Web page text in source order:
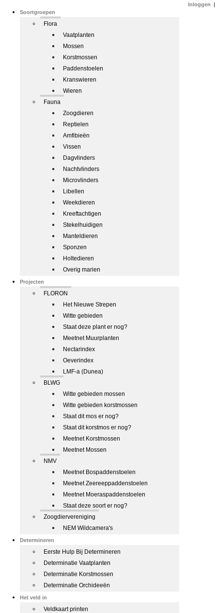
Soortgroepen
Flora
Vaatplanten
Mossen
Korstmossen
Paddenstoelen
Kranswieren
Wieren
Fauna
Zoogdieren
Reptielen
Amfibieën
Vissen
Dagvlinders
Nachtvlinders
Microvlinders
Libellen
Weekdieren
Kreeftachtigen
Stekelhuidigen
Manteldieren
Sponzen
Holtedieren
Overig marien
Projecten
FLORON
Het Nieuwe Strepen
Witte gebieden
Staat deze plant er nog?
Meetnet Muurplanten
Nectarindex
Oeverindex
LMF-a (Dunea)
BLWG
Witte gebieden mossen
Witte gebieden korstmossen
Staat dit mos er nog?
Staat dit korstmos er nog?
Meetnet Korstmossen
Meetnet Mossen
NMV
Meetnet Bospaddenstoelen
Meetnet Zeereeppaddenstoelen
Meetnet Moeraspaddenstoelen
Staat deze soort er nog?
Zoogdiervereniging
NEM Wildcamera's
Determineren
Eerste Hulp Bij Determineren
Determinatie Vaatplanten
Determinatie Korstmossen
Determinatie Orchideeën
Het veld in
Veldkaart printen
Inloggen |